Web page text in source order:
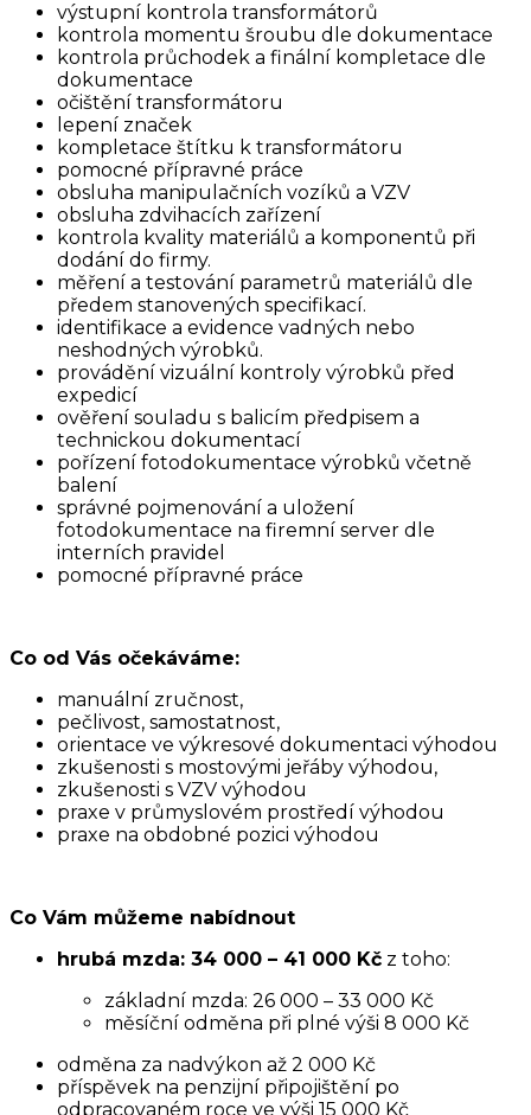
výstupní kontrola transformátorů
kontrola momentu šroubu dle dokumentace
kontrola průchodek a finální kompletace dle
dokumentace
očištění transformátoru
lepení značek
kompletace štítku k transformátoru
pomocné přípravné práce
obsluha manipulačních vozíků a VZV
obsluha zdvihacích zařízení
kontrola kvality materiálů a komponentů při
dodání do firmy.
měření a testování parametrů materiálů dle
předem stanovených specifikací.
identifikace a evidence vadných nebo
neshodných výrobků.
provádění vizuální kontroly výrobků před
expedicí
ověření souladu s balicím předpisem a
technickou dokumentací
pořízení fotodokumentace výrobků včetně
balení
správné pojmenování a uložení
fotodokumentace na firemní server dle
interních pravidel
pomocné přípravné práce
Co od Vás očekáváme:
manuální zručnost,
pečlivost, samostatnost,
orientace ve výkresové dokumentaci výhodou
zkušenosti s mostovými jeřáby výhodou,
zkušenosti s VZV výhodou
praxe v průmyslovém prostředí výhodou
praxe na obdobné pozici výhodou
Co Vám můžeme nabídnout
hrubá mzda: 34 000 – 41 000 Kč z toho:
základní mzda: 26 000 – 33 000 Kč
měsíční odměna při plné výši 8 000 Kč
odměna za nadvýkon až 2 000 Kč
příspěvek na penzijní připojištění po
odpracovaném roce ve výši 15 000 Kč